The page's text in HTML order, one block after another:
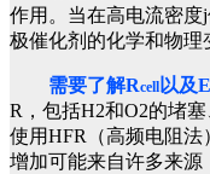
作用。当在高电流密度
极催化剂的化学和物理
需要了解Rcell以及E
R，包括H2和O2的堵
使用HFR（高频电阻法
增加可能来自许多来